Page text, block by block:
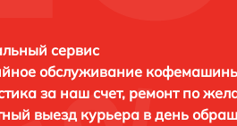
сервис
обслуживание
за наш счет, ремонт по
выезд курьера в день